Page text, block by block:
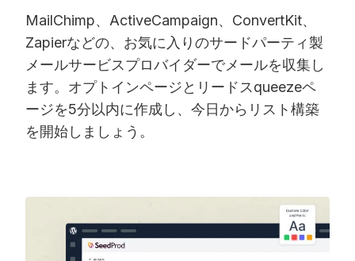
MailChimp、ActiveCampaign、ConvertKit、
Zapierなどの、お気に入りのサードパーティ製
メールサービスプロバイダーでメールを収集し
ます。オプトインページとリードスqueezeペ
ージを5分以内に作成し、今日からリスト構築
を開始しましょう。